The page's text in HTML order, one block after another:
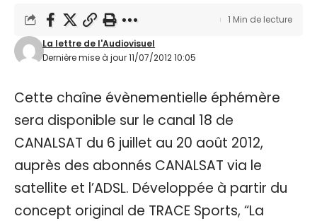
Dernière mise à jour 11/07/2012 10:05
La lettre de l'Audiovisuel
1 Min de lecture
Cette chaîne évènementielle éphémère
sera disponible sur le canal 18 de
CANALSAT du 6 juillet au 20 août 2012,
auprès des abonnés CANALSAT via le
satellite et l’ADSL. Développée à partir du
concept original de TRACE Sports, “La